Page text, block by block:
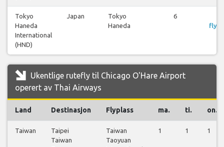
Tokyo
Haneda
International
(HND)
Japan
Tokyo
Haneda
6
Ukentlige rutefly til Chicago O'Hare Airport
operert av Thai Airways
Land Destinasjon Flyplass ma. ti. on.
Taiwan
Taipei
Taiwan
Taiwan
Taoyuan
1 1 1